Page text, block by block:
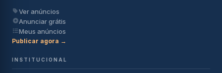
Ver anúncios
Anunciar grátis
Meus anúncios
Publicar agora →
INSTITUCIONAL